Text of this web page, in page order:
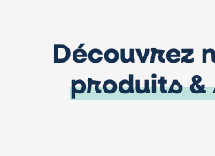
Découvrez
produits &